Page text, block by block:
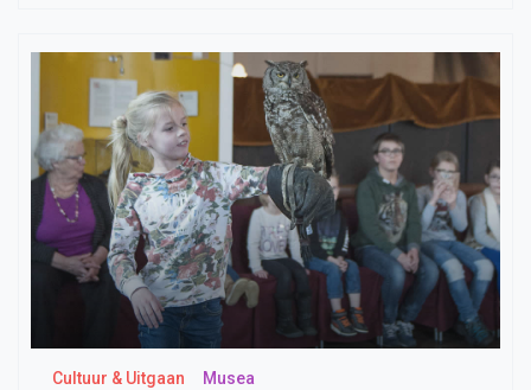
Cultuur & Uitgaan Musea